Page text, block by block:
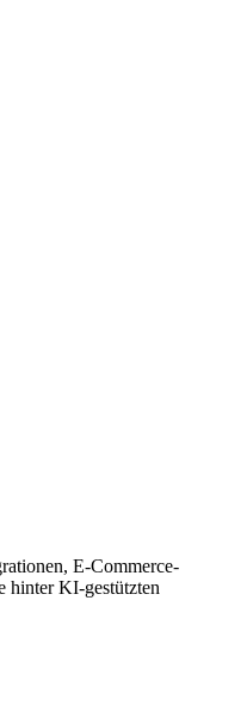
E-Commerce-
hinter KI-gestützten